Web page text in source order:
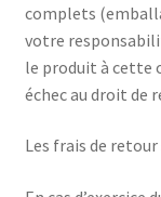
complets
votre
le produit à cette
échec au droit de
Les frais de